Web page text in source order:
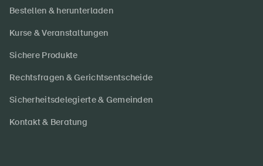
Bestellen & herunterladen
Kurse & Veranstaltungen
Sichere Produkte
Rechtsfragen & Gerichtsentscheide
Sicherheitsdelegierte & Gemeinden
Kontakt & Beratung